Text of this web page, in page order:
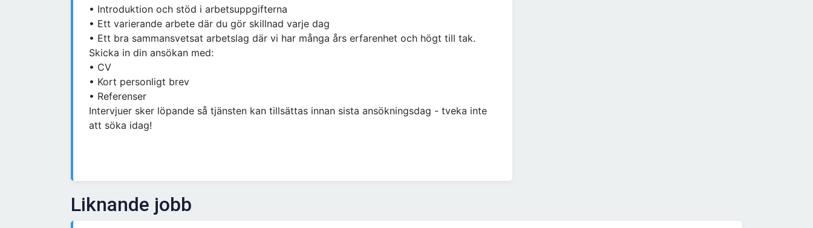
• Introduktion och stöd i arbetsuppgifterna
• Ett varierande arbete där du gör skillnad varje dag
• Ett bra sammansvetsat arbetslag där vi har många års erfarenhet och högt till tak.
Skicka in din ansökan med:
• CV
• Kort personligt brev
• Referenser
Intervjuer sker löpande så tjänsten kan tillsättas innan sista ansökningsdag - tveka inte
att söka idag!
Liknande jobb